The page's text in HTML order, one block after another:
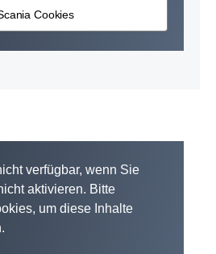
Cookies
verfügbar, wenn Sie
aktivieren. Bitte
um diese Inhalte